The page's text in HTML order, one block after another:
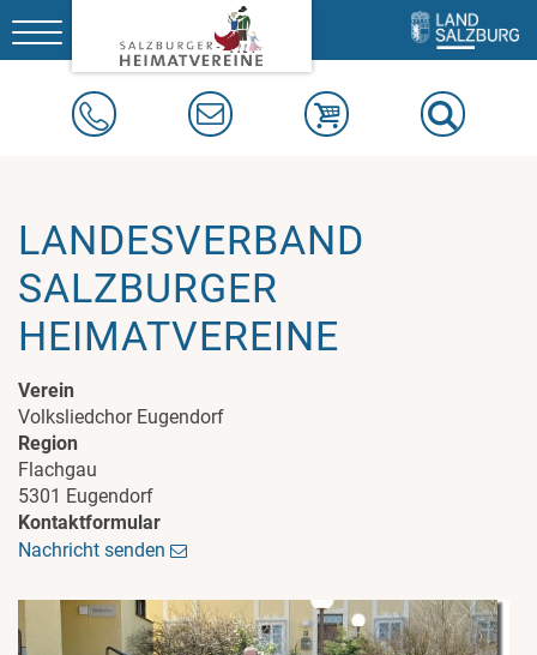
Toggle
navigation
LANDESVERBAND
SALZBURGER
HEIMATVEREINE
Verein
Volksliedchor Eugendorf
Region
Flachgau
5301 Eugendorf
Kontaktformular
Nachricht senden